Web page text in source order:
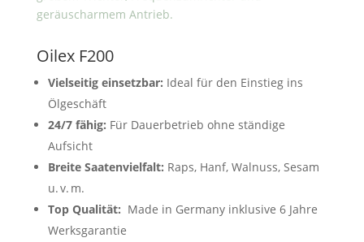
Oilex F200
Vielseitig einsetzbar: Ideal für den Einstieg ins
Ölgeschäft
24/7 fähig: Für Dauerbetrieb ohne ständige
Aufsicht
Breite Saatenvielfalt: Raps, Hanf, Walnuss, Sesam
u. v. m.
Top Qualität: Made in Germany inklusive 6 Jahre
Werksgarantie